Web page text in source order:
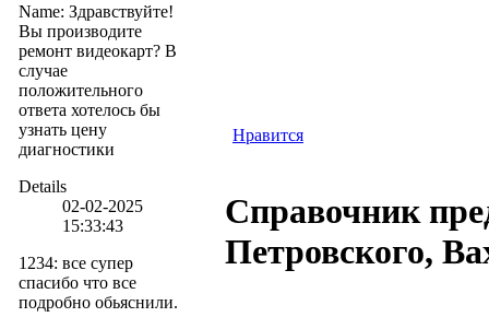
Name: Здравствуйте!
Вы производите
ремонт видеокарт? В
случае
положительного
ответа хотелось бы
узнать цену
диагностики
Details
02-02-2025
15:33:43
1234: все супер
спасибо что все
подробно обьяснили.
Нравится
Справочник
Петровского,